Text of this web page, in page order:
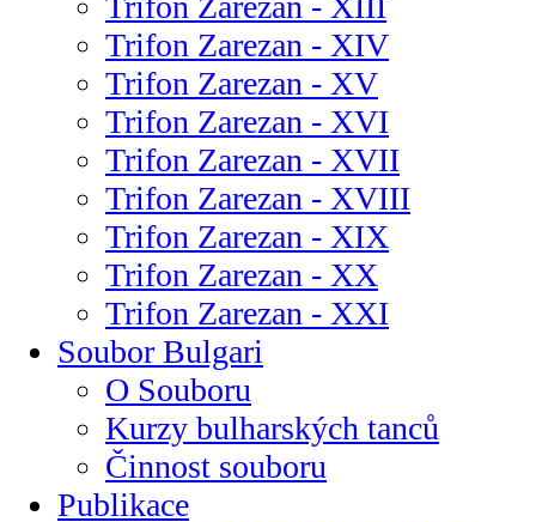
Trifon Zarezan - XIV
Trifon Zarezan - XV
Trifon Zarezan - XVI
Trifon Zarezan - XVII
Trifon Zarezan - XVIII
Trifon Zarezan - XIX
Trifon Zarezan - XX
Trifon Zarezan - XXI
Soubor Bulgari
O Souboru
Kurzy bulharských tanců
Činnost souboru
Publikace